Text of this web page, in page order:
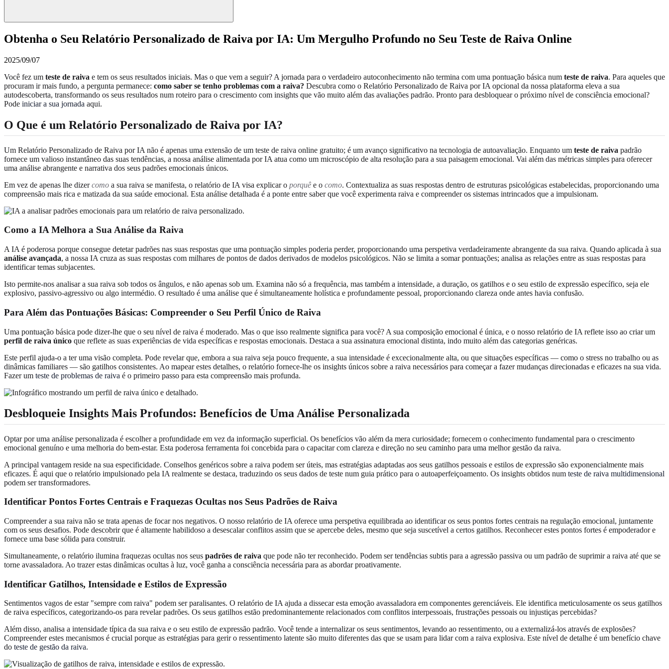
Obtenha o Seu Relatório Personalizado de Raiva por IA: Um Mergulho Profundo no Seu Teste de Raiva Online
2025/09/07
Você fez um teste de raiva e tem os seus resultados iniciais. Mas o que vem a seguir? A jornada para o verdadeiro autoconhecimento não termina com uma pontuação básica num teste de raiva. Para aqueles que
procuram ir mais fundo, a pergunta permanece: como saber se tenho problemas com a raiva? Descubra como o Relatório Personalizado de Raiva por IA opcional da nossa plataforma eleva a sua
autodescoberta, transformando os seus resultados num roteiro para o crescimento com insights que vão muito além das avaliações padrão. Pronto para desbloquear o próximo nível de consciência emocional?
Pode iniciar a sua jornada aqui.
O Que é um Relatório Personalizado de Raiva por IA?
Um Relatório Personalizado de Raiva por IA não é apenas uma extensão de um teste de raiva online gratuito; é um avanço significativo na tecnologia de autoavaliação. Enquanto um teste de raiva padrão
fornece um valioso instantâneo das suas tendências, a nossa análise alimentada por IA atua como um microscópio de alta resolução para a sua paisagem emocional. Vai além das métricas simples para oferecer
uma análise abrangente e narrativa dos seus padrões emocionais únicos.
Em vez de apenas lhe dizercomo a sua raiva se manifesta, o relatório de IA visa explicar o porquê e o como. Contextualiza as suas respostas dentro de estruturas psicológicas estabelecidas, proporcionando uma
compreensão mais rica e matizada da sua saúde emocional. Esta análise detalhada é a ponte entre saber que você experimenta raiva e compreender os sistemas intrincados que a impulsionam.
Como a IA Melhora a Sua Análise da Raiva
A IA é poderosa porque consegue detetar padrões nas suas respostas que uma pontuação simples poderia perder, proporcionando uma perspetiva verdadeiramente abrangente da sua raiva. Quando aplicada à sua
análise avançada, a nossa IA cruza as suas respostas com milhares de pontos de dados derivados de modelos psicológicos. Não se limita a somar pontuações; analisa as relações entre as suas respostas para
identificar temas subjacentes.
Isto permite-nos analisar a sua raiva sob todos os ângulos, e não apenas sob um. Examina não só a frequência, mas também a intensidade, a duração, os gatilhos e o seu estilo de expressão específico, seja ele
explosivo, passivo-agressivo ou algo intermédio. O resultado é uma análise que é simultaneamente holística e profundamente pessoal, proporcionando clareza onde antes havia confusão.
Para Além das Pontuações Básicas: Compreender o Seu Perfil Único de Raiva
Uma pontuação básica pode dizer-lhe que o seu nível de raiva é moderado. Mas o que isso realmente significa para você? A sua composição emocional é única, e o nosso relatório de IA reflete isso ao criar um
perfil de raiva único que reflete as suas experiências de vida específicas e respostas emocionais. Destaca a sua assinatura emocional distinta, indo muito além das categorias genéricas.
Este perfil ajuda-o a ter uma visão completa. Pode revelar que, embora a sua raiva seja pouco frequente, a sua intensidade é excecionalmente alta, ou que situações específicas — como o stress no trabalho ou as
dinâmicas familiares — são gatilhos consistentes. Ao mapear estes detalhes, o relatório fornece-lhe os insights únicos sobre a raiva necessários para começar a fazer mudanças direcionadas e eficazes na sua vida.
Fazer um teste de problemas de raiva é o primeiro passo para esta compreensão mais profunda.
Desbloqueie Insights Mais Profundos: Benefícios de Uma Análise Personalizada
Optar por uma análise personalizada é escolher a profundidade em vez da informação superficial. Os benefícios vão além da mera curiosidade; fornecem o conhecimento fundamental para o crescimento
emocional genuíno e uma melhoria do bem-estar. Esta poderosa ferramenta foi concebida para o capacitar com clareza e direção no seu caminho para uma melhor gestão da raiva.
A principal vantagem reside na sua especificidade. Conselhos genéricos sobre a raiva podem ser úteis, mas estratégias adaptadas aos seus gatilhos pessoais e estilos de expressão são exponencialmente mais
eficazes. É aqui que o relatório impulsionado pela IA realmente se destaca, traduzindo os seus dados de teste num guia prático para o autoaperfeiçoamento. Os insights obtidos num teste de raiva multidimensional
podem ser transformadores.
Identificar Pontos Fortes Centrais e Fraquezas Ocultas nos Seus Padrões de Raiva
Compreender a sua raiva não se trata apenas de focar nos negativos. O nosso relatório de IA oferece uma perspetiva equilibrada ao identificar os seus pontos fortes centrais na regulação emocional, juntamente
com os seus desafios. Pode descobrir que é altamente habilidoso a desescalar conflitos assim que se apercebe deles, mesmo que seja suscetível a certos gatilhos. Reconhecer estes pontos fortes é empoderador e
fornece uma base sólida para construir.
Simultaneamente, o relatório ilumina fraquezas ocultas nos seus padrões de raiva que pode não ter reconhecido. Podem ser tendências subtis para a agressão passiva ou um padrão de suprimir a raiva até que se
torne avassaladora. Ao trazer estas dinâmicas ocultas à luz, você ganha a consciência necessária para as abordar proativamente.
Identificar Gatilhos, Intensidade e Estilos de Expressão
Sentimentos vagos de estar "sempre com raiva" podem ser paralisantes. O relatório de IA ajuda a dissecar esta emoção avassaladora em componentes gerenciáveis. Ele identifica meticulosamente os seus gatilhos
de raiva específicos, categorizando-os para revelar padrões. Os seus gatilhos estão predominantemente relacionados com conflitos interpessoais, frustrações pessoais ou injustiças percebidas?
Além disso, analisa a intensidade típica da sua raiva e o seu estilo de expressão padrão. Você tende a internalizar os seus sentimentos, levando ao ressentimento, ou a externalizá-los através de explosões?
Compreender estes mecanismos é crucial porque as estratégias para gerir o ressentimento latente são muito diferentes das que se usam para lidar com a raiva explosiva. Este nível de detalhe é um benefício chave
do teste de gestão da raiva.